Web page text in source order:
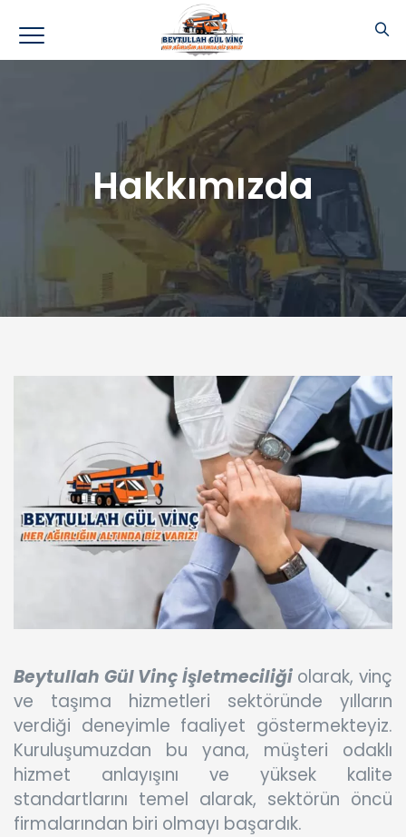
Hakkımızda
Beytullah Gül Vinç İşletmeciliğiolarak, vinç
ve taşıma hizmetleri sektöründe yılların
verdiği deneyimle faaliyet göstermekteyiz.
Kuruluşumuzdan bu yana, müşteri odaklı
hizmet anlayışını ve yüksek kalite
standartlarını temel alarak, sektörün öncü
firmalarından biri olmayı başardık.